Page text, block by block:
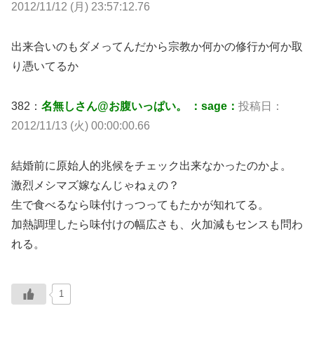
2012/11/12 (月) 23:57:12.76
出来合いのもダメってんだから宗教か何かの修行か何か取
り憑いてるか
382： 名無しさん@お腹いっぱい。 ：sage： 投稿日：
2012/11/13 (火) 00:00:00.66
結婚前に原始人的兆候をチェック出来なかったのかよ。
激烈メシマズ嫁なんじゃねぇの？
生で食べるなら味付けっつってもたかが知れてる。
加熱調理したら味付けの幅広さも、火加減もセンスも問わ
れる。
1